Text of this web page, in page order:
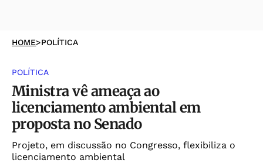
HOME>POLÍTICA
POLÍTICA
Ministra vê ameaça ao
licenciamento ambiental em
proposta no Senado
Projeto, em discussão no Congresso, flexibiliza o
licenciamento ambiental